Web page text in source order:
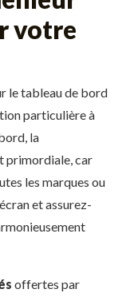
votre
le tableau de bord
particulière à
la
primordiale, car
les marques ou
et assurez-
offertes par